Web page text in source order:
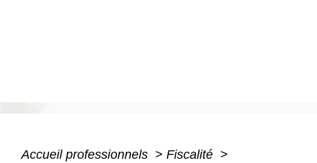
Accueil professionnels > Fiscalité >